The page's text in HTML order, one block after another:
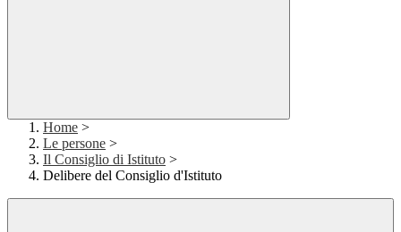
Home >
Le persone >
Il Consiglio di Istituto >
Delibere del Consiglio d'Istituto